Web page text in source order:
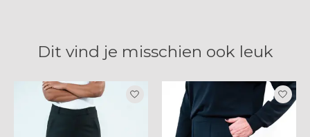
Dit vind je misschien ook leuk
Items van productcarrousel